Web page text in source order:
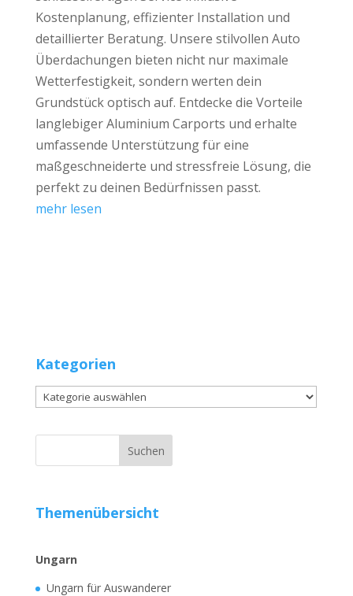
Kostenplanung, effizienter Installation und
detaillierter Beratung. Unsere stilvollen Auto
Überdachungen bieten nicht nur maximale
Wetterfestigkeit, sondern werten dein
Grundstück optisch auf. Entdecke die Vorteile
langlebiger Aluminium Carports und erhalte
umfassende Unterstützung für eine
maßgeschneiderte und stressfreie Lösung, die
perfekt zu deinen Bedürfnissen passt.
mehr lesen
Kategorien
Kategorien
Themenübersicht
Ungarn
Ungarn für Auswanderer